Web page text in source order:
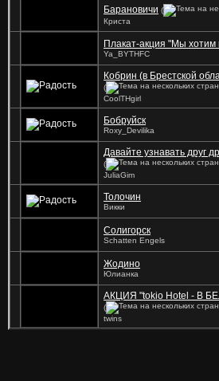
Барановичи (
Криста
Плакат-акция "Мы хотим
Ya_BYTHFC
Кобрин (в Брестской
(
CoolTHgirl
Бобруйск
Roxy_Devilika
Давайте узнавать друг
(
JuliaGim
Толочин
Викки
Солигорск
Schatten Engels
Жодино
Юлианка
АКЦИЯ "tokio Hotel - В
(
twins